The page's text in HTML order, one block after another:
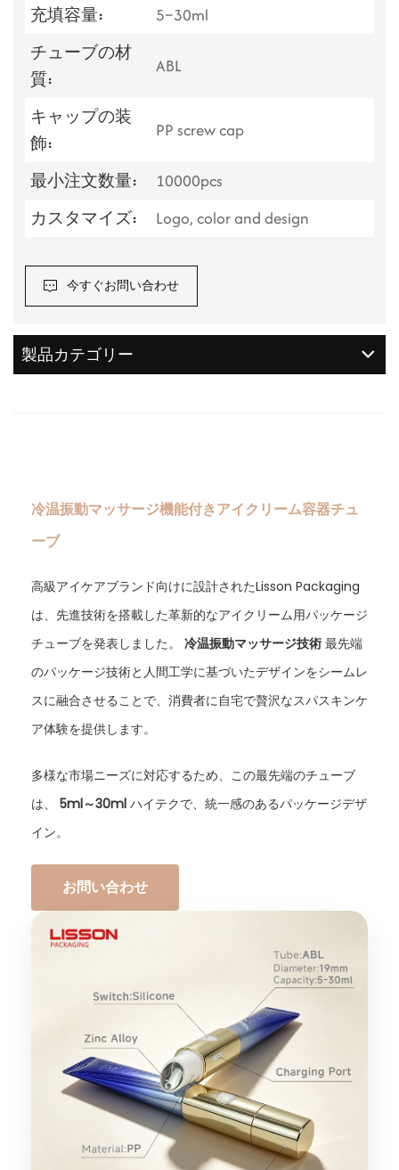
充填容量:
5–30ml
チューブの材
質:
ABL
キャップの装
飾:
PP screw cap
最小注文数量:
10000pcs
カスタマイズ:
Logo, color and design
今すぐお問い合わせ
製品カテゴリー
冷温振動マッサージ機能付きアイクリーム容器チュ
ーブ
高級アイケアブランド向けに設計されたLisson Packaging
は、先進技術を搭載した革新的なアイクリーム用パッケージ
チューブを発表しました。 冷温振動マッサージ技術 最先端
のパッケージ技術と人間工学に基づいたデザインをシームレ
スに融合させることで、消費者に自宅で贅沢なスパスキンケ
ア体験を提供します。
多様な市場ニーズに対応するため、この最先端のチューブ
は、 5ml～30ml ハイテクで、統一感のあるパッケージデザ
イン。
お問い合わせ